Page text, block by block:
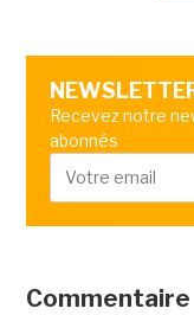
Recevez notre
abonnés
Commentaire